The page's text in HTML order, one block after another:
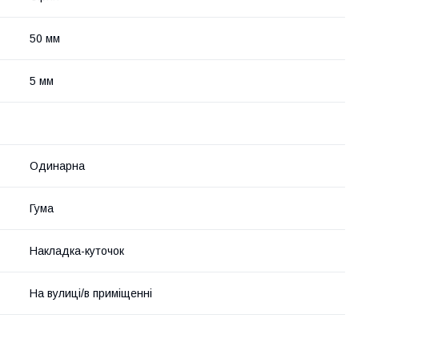
50 мм
5 мм
Одинарна
Гума
Накладка-куточок
На вулиці/в приміщенні